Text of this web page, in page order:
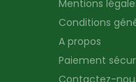
Mentions
Conditions
A propos
Paiement
Contactez-